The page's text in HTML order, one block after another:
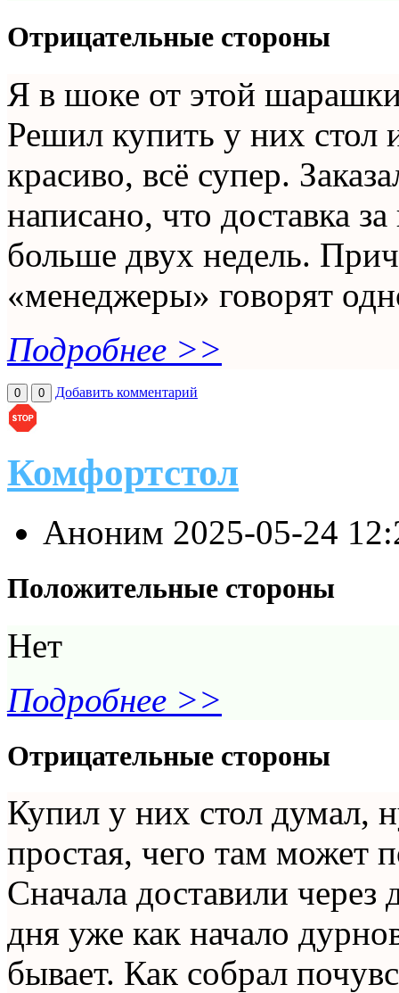
Отрицательные стороны
Я в шоке от этой
Решил купить у них стол
красиво, всё супер.
написано, что доставка
больше двух недель.
«менеджеры» говорят
Подробнее >>
0 0 Добавить комментарий
Комфортстол
Аноним 2025-05-24
Положительные стороны
Нет
Подробнее >>
Отрицательные стороны
Купил у них стол думал,
простая, чего там может
Сначала доставили через
дня уже как начало
бывает. Как собрал